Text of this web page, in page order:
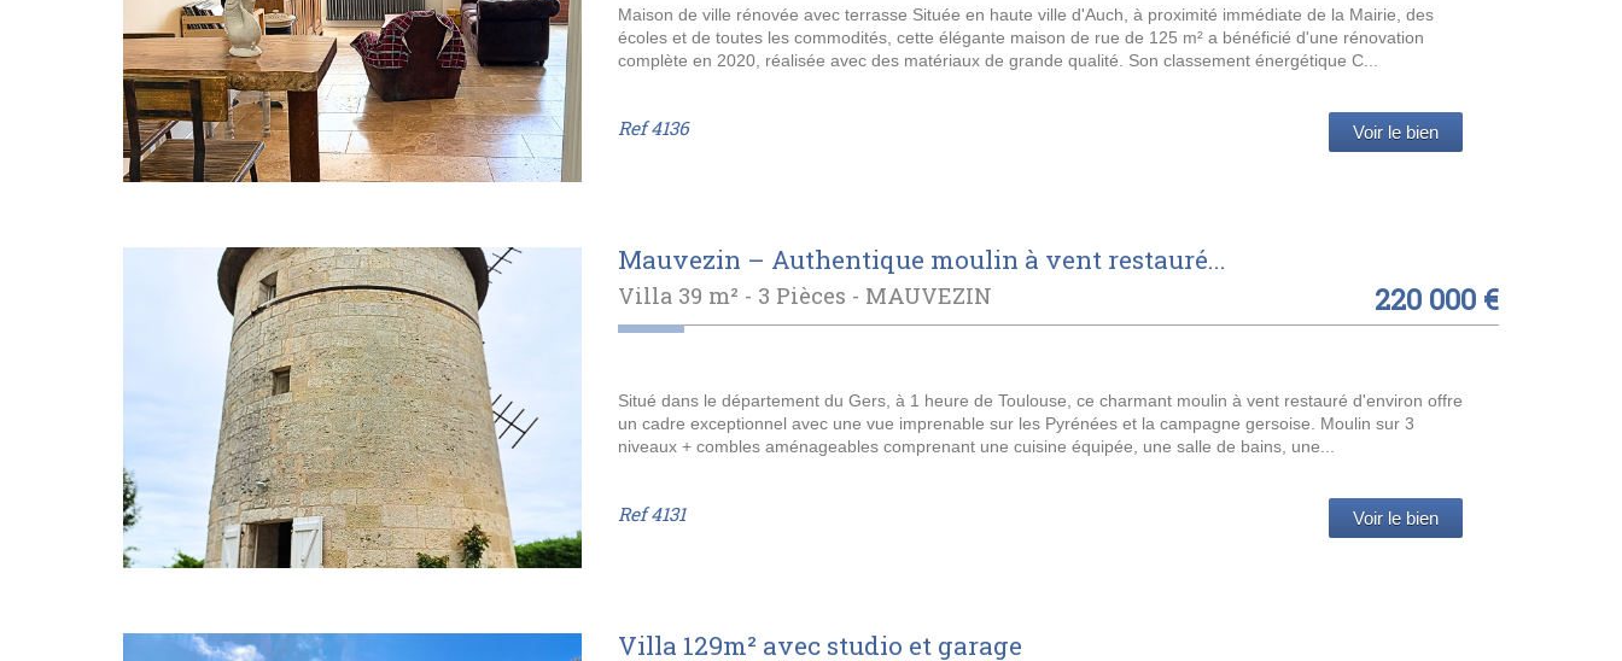
Maison de ville rénovée avec terrasse Située en haute ville d'Auch, à proximité immédiate de la Mairie, des
écoles et de toutes les commodités, cette élégante maison de rue de 125 m² a bénéficié d'une rénovation
complète en 2020, réalisée avec des matériaux de grande qualité. Son classement énergétique C...
Ref4136 Voir le bien
Mauvezin – Authentique moulin à vent restauré...
Villa 39 m² - 3 Pièces - MAUVEZIN 220 000 €
Situé dans le département du Gers, à 1 heure de Toulouse, ce charmant moulin à vent restauré d'environ offre
un cadre exceptionnel avec une vue imprenable sur les Pyrénées et la campagne gersoise. Moulin sur 3
niveaux + combles aménageables comprenant une cuisine équipée, une salle de bains, une...
Ref4131 Voir le bien
Villa 129m² avec studio et garage